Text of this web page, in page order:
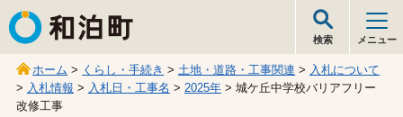
和泊町
検索 メニュー
ホーム > くらし・手続き >土地・道路・工事関連 > 入札について
> 入札情報 > 入札日・工事名 > 2025年> 城ケ丘中学校バリアフリー
改修工事